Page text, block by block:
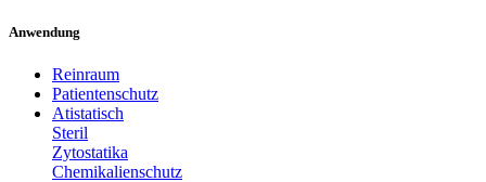
Anwendung
Reinraum
Patientenschutz
Atistatisch
Steril
Zytostatika
Chemikalienschutz